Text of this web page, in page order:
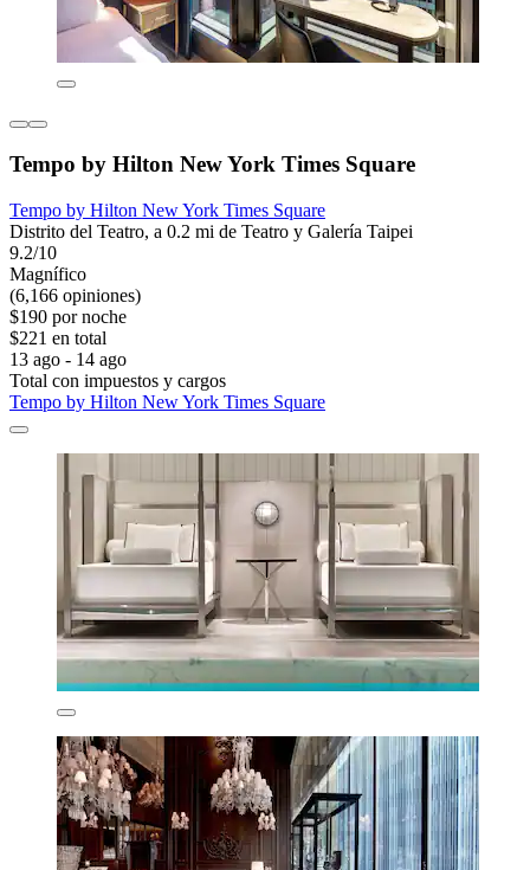
Tempo by Hilton New York Times Square
Tempo by Hilton New York Times Square
Distrito del Teatro, a 0.2 mi de Teatro y Galería Taipei
9.2/10
Magnífico
(6,166 opiniones)
$190 por noche
$221 en total
13 ago - 14 ago
Total con impuestos y cargos
Tempo by Hilton New York Times Square